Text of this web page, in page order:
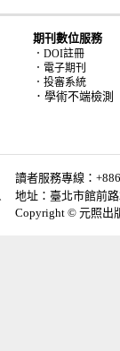
期刊數位服務
．DOI註冊
．電子期刊
．投審系統
．學術不端檢測
讀者服務專線：
地址：臺北市館前
Copyright © 元照出